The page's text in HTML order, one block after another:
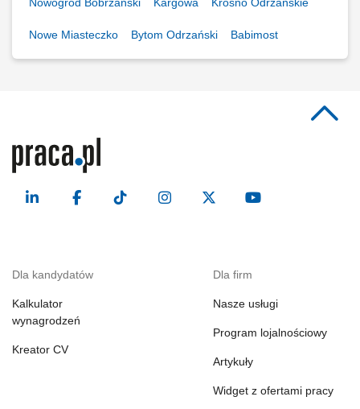
Nowe Miasteczko Bytom Odrzański Babimost
Dla kandydatów
Kalkulator
wynagrodzeń
Kreator CV
Dla firm
Nasze usługi
Program lojalnościowy
Artykuły
Widget z ofertami pracy